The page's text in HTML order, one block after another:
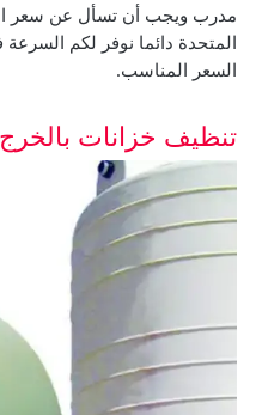
مدرب ويجب أن تسأل عن سعر
المتحدة دائما نوفر لكم
السعر المناسب.
تنظيف خزانات بالخرج